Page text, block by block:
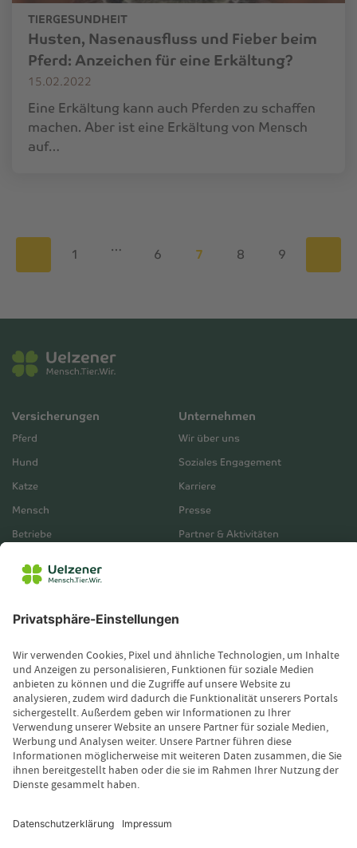
TIERGESUNDHEIT
Husten, Nasenausfluss und Fieber beim
Pferd: Anzeichen für eine Erkältung?
15.02.2022
Eine Erkältung kann auch Pferden zu schaffen
machen. Aber ist eine Erkältung von Mensch
auf…
1 … 6 7 8 9
Versicherungen
Pferd
Hund
Katze
Mensch
Betriebe
Unternehmen
Wir über uns
Soziales Engagement
Karriere
Presse
Partner & Aktivitäten
Service
Kontakt
Leistungsfall melden
Produktinformationen anfordern
Wissenswertes
Magazin
Newsletter-Anmeldung
Copyright © 2026 Uelzener Tier-Magazin